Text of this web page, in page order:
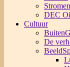
Stromen
DEC
Cultuur
De